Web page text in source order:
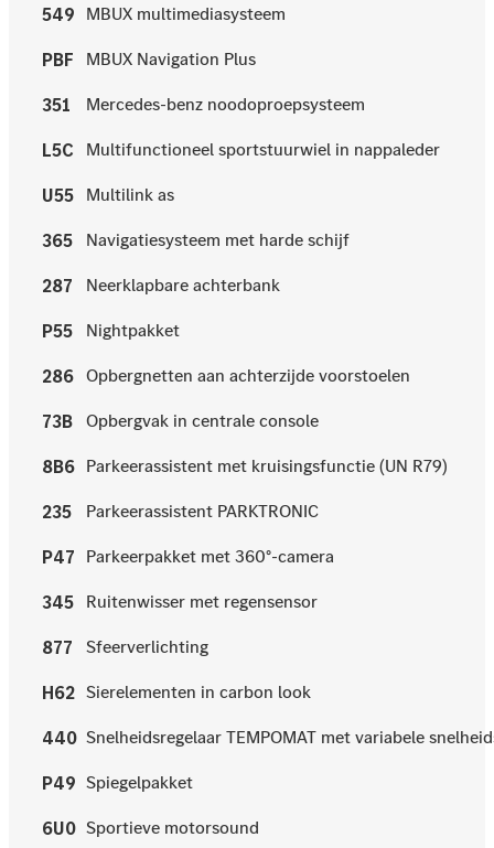
549 MBUX multimediasysteem
PBF MBUX Navigation Plus
351 Mercedes-benz noodoproepsysteem
L5C Multifunctioneel sportstuurwiel in nappaleder
U55 Multilink as
365 Navigatiesysteem met harde schijf
287 Neerklapbare achterbank
P55 Nightpakket
286 Opbergnetten aan achterzijde voorstoelen
73B Opbergvak in centrale console
8B6 Parkeerassistent met kruisingsfunctie (UN R79)
235 Parkeerassistent PARKTRONIC
P47 Parkeerpakket met 360°-camera
345 Ruitenwisser met regensensor
877 Sfeerverlichting
H62 Sierelementen in carbon look
440 Snelheidsregelaar TEMPOMAT met variabele
P49 Spiegelpakket
6U0 Sportieve motorsound